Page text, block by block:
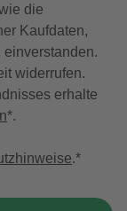
die
Kaufdaten,
einverstanden.
widerrufen.
erhalte
*.
.